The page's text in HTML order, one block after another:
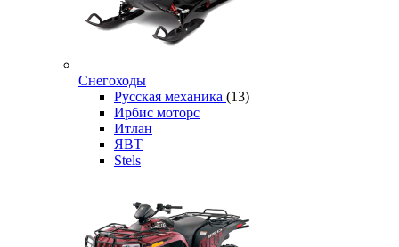
Снегоходы
Русская механика (13)
Ирбис моторс
Итлан
ЯВТ
Stels